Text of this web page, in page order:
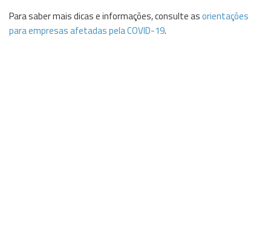
Para saber mais dicas e informações, consulte asorientações
para empresas afetadas pela COVID-19.